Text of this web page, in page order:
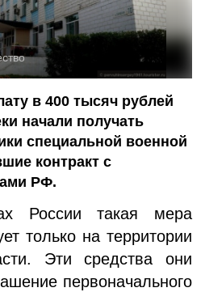
в 400 тысяч рублей
начали получать
специальной военной
контракт с
РФ.
такая мера
только на территории
Эти средства они
первоначального